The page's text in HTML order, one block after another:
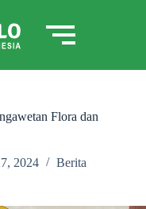
Flora dan
2024 Berita